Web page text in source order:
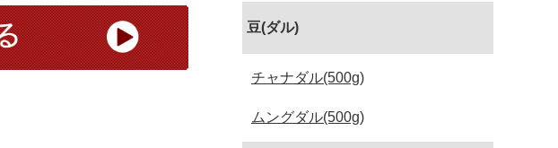
豆(ダル)
チャナダル(500g)
ムングダル(500g)